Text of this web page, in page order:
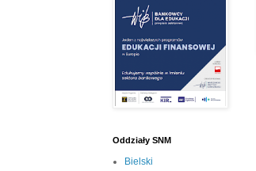
Oddziały SNM
Bielski